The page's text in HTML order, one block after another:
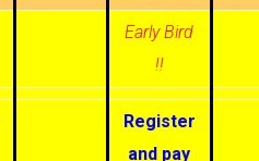
Early Bird
!!
Register
and pay